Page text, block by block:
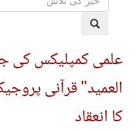
علمی کمپلیکس کی
العمید" قرآنی
کا انعقاد